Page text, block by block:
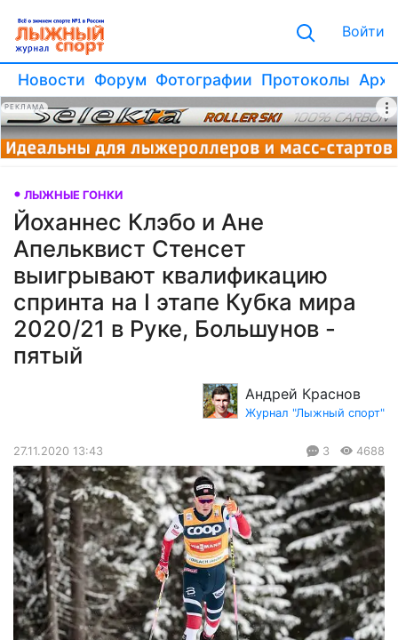
Войти
Новости Форум Фотографии Протоколы
РЕКЛАМА
ЛЫЖНЫЕ ГОНКИ
Йоханнес Клэбо и Ане
Апельквист Стенсет
выигрывают квалификацию
спринта на I этапе Кубка мира
2020/21 в Руке, Большунов -
пятый
Андрей Краснов
Журнал "Лыжный спорт"
27.11.2020 13:43 3 4688